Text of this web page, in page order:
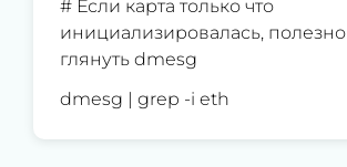
# Если карта только что
инициализировалась, полезно
глянуть dmesg
dmesg | grep -i eth